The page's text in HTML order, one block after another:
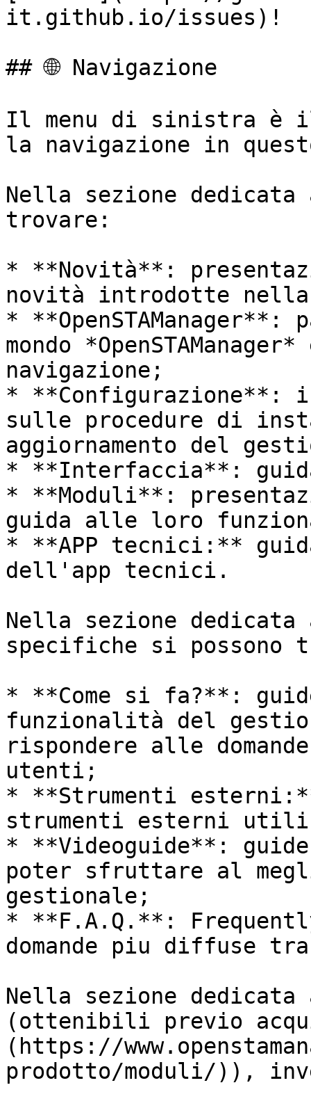
it.github.io/issues)!
## 🌐 Navigazione
Il menu di sinistra è
la navigazione in
Nella sezione
trovare:
* **Novità**:
novità introdotte
*
mondo
navigazione;
* **Configurazione**:
sulle procedure di
aggiornamento del
* **Interfaccia**:
* **Moduli**:
guida alle loro
* **APP tecnici:**
dell'app tecnici.
Nella sezione
specifiche si possono
* **Come si fa?**:
funzionalità del
rispondere alle
utenti;
* **Strumenti
strumenti esterni
* **Videoguide**:
poter sfruttare al
gestionale;
* **F.A.Q.**:
domande piu diffuse
Nella sezione dedicata
(ottenibili previo
(https://
prodotto/moduli/)),